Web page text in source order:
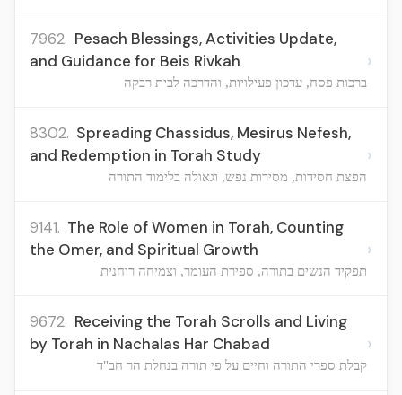
7962. Pesach Blessings, Activities Update,
and Guidance for Beis Rivkah
ברכות פסח, עדכון פעילויות, והדרכה לבית רבקה
›
8302. Spreading Chassidus, Mesirus Nefesh,
and Redemption in Torah Study
הפצת חסידות, מסירות נפש, וגאולה בלימוד התורה
›
9141. The Role of Women in Torah, Counting
the Omer, and Spiritual Growth
תפקיד הנשים בתורה, ספירת העומר, וצמיחה רוחנית
›
9672. Receiving the Torah Scrolls and Living
by Torah in Nachalas Har Chabad
קבלת ספרי התורה וחיים על פי תורה בנחלת הר חב"ד
›